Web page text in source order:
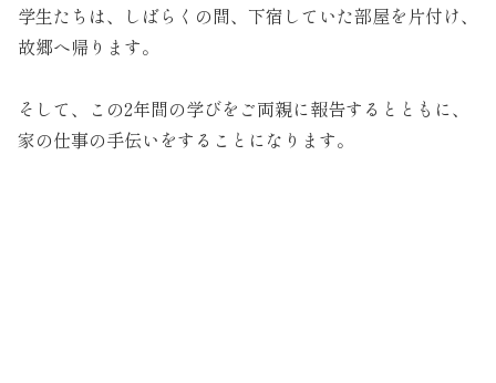
学生たちは、しばらくの間、下宿していた部屋を片付け、
故郷へ帰ります。
そして、この2年間の学びをご両親に報告するとともに、
家の仕事の手伝いをすることになります。